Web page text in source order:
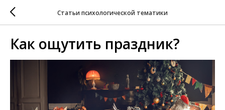
Статьи психологической тематики
Как ощутить праздник?